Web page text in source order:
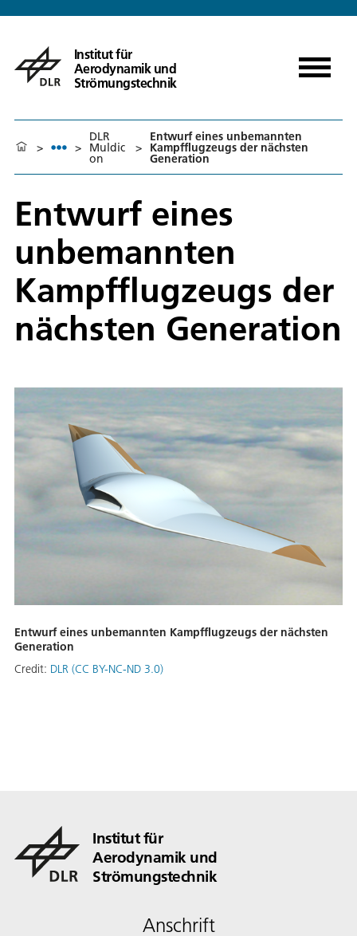
Institut für
Aerodynamik und
Strömungstechnik
> >
DLR
Muldic
on
>
Entwurf eines unbemannten
Kampfflugzeugs der nächsten
Generation
Entwurf eines
unbemannten
Kampfflugzeugs der
nächsten Generation
Entwurf eines unbemannten Kampfflugzeugs der nächsten
Generation
Credit: DLR (CC BY-NC-ND 3.0)
Institut für
Aerodynamik und
Strömungstechnik
Anschrift